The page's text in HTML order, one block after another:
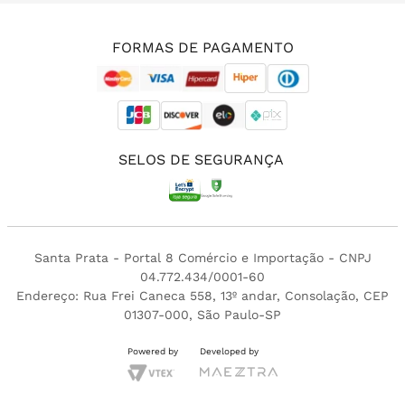
FORMAS DE PAGAMENTO
SELOS DE SEGURANÇA
Santa Prata - Portal 8 Comércio e Importação - CNPJ
04.772.434/0001-60
Endereço: Rua Frei Caneca 558, 13º andar, Consolação, CEP
01307-000, São Paulo-SP
Powered by Developed by